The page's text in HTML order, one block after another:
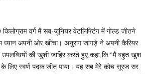
वर्ग में सब-जूनियर वेटलिफ्टिंग में गोल्ड जीतने
ध्यान अपनी ओर खींचा। अनुराग जांगड़े ने अपनी कैरियर
उपलब्धियों की खुशी जाहिर करते हुए कहा कि “मैं बहुत खुश
के लिए स्वर्ण पदक जीत पाया। यह सब मेरे कोच सूरज सर